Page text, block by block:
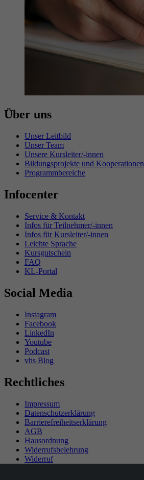
Über uns
Unser Leitbild
Unser Team
Unsere Kursleiter/-innen
Bildungsprojekte und Kooperationen
Programmbereiche
Infocenter
Service & Kontakt
Infos für Teilnehmer/-innen
Infos für Kursleiter/-innen
Leichte Sprache
Kursgutschein
FAQ
KL-Portal
Social Media
Instagram
Facebook
LinkedIn
Youtube
Podcast
vhs Blog
Rechtliches
Impressum
Datenschutzerklärung
Barrierefreiheitserklärung
AGB
Hausordnung
Widerrufsbelehrung
Widerruf